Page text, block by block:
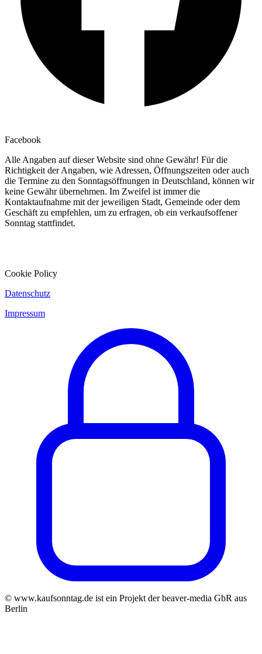
Facebook
Alle Angaben auf dieser Website sind ohne Gewähr! Für die
Richtigkeit der Angaben, wie Adressen, Öffnungszeiten oder auch
die Termine zu den Sonntagsöffnungen in Deutschland, können wir
keine Gewähr übernehmen. Im Zweifel ist immer die
Kontaktaufnahme mit der jeweiligen Stadt, Gemeinde oder dem
Geschäft zu empfehlen, um zu erfragen, ob ein verkaufsoffener
Sonntag stattfindet.
Cookie Policy
Datenschutz
Impressum
© www.kaufsonntag.de ist ein Projekt der beaver-media GbR aus
Berlin